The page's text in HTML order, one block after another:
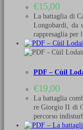
€15,00
La battaglia di
Longobardi, da
rappresaglia per
PDF – Cùil
€19,00
La battaglia
re Giorgio II di
percorso